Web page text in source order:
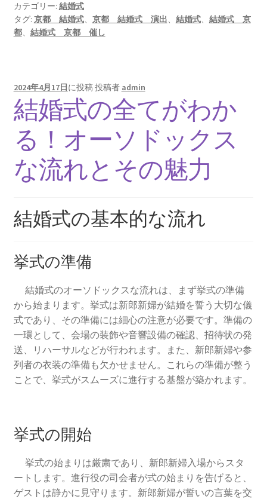
カテゴリー: 結婚式
タグ: 京都 結婚式、 京都 結婚式 演出、 結婚式、 結婚式 京
都、 結婚式 京都 催し
2024年4月17日に投稿投稿者 admin
結婚式の全てがわか
る！オーソドックス
な流れとその魅力
結婚式の基本的な流れ
挙式の準備
結婚式のオーソドックスな流れは、まず挙式の準備
から始まります。挙式は新郎新婦が結婚を誓う大切な儀
式であり、その準備には細心の注意が必要です。準備の
一環として、会場の装飾や音響設備の確認、招待状の発
送、リハーサルなどが行われます。また、新郎新婦や参
列者の衣装の準備も欠かせません。これらの準備が整う
ことで、挙式がスムーズに進行する基盤が築かれます。
挙式の開始
挙式の始まりは厳粛であり、新郎新婦入場からスタ
ートします。進行役の司会者が式の始まりを告げると、
ゲストは静かに見守ります。新郎新婦が誓いの言葉を交